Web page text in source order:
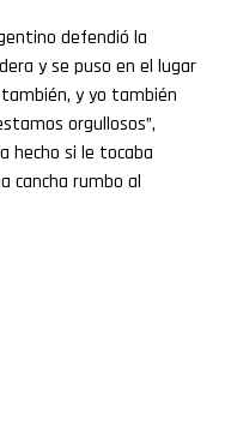
defendió la
y se puso en el lugar
y yo también
orgullosos”,
hecho si le tocaba
cancha rumbo al